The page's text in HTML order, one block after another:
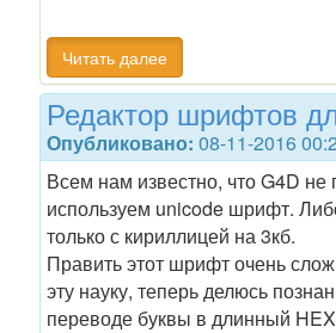
Читать далее
Редактор шрифтов
Опубликовано: 08-11-2016
Всем нам известно, что G4D
используем unicode шрифт.
только с кириллицей на 3кб.
Править этот шрифт очень
эту науку, теперь делюсь
переводе буквы в длинный